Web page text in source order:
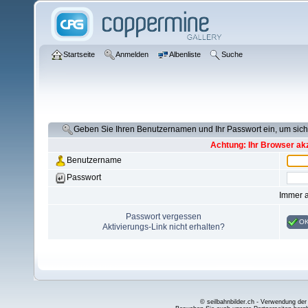
Startseite Anmelden Albenliste Suche
Geben Sie Ihren Benutzernamen und Ihr Passwort ein, um
Achtung: Ihr Browser
Benutzername
Passwort
Immer
Passwort vergessen
Aktivierungs-Link nicht erhalten?
© seilbahnbilder.ch - Verwendung